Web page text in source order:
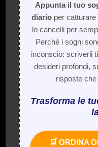
Appunta il tuo
diarioper catturare
lo cancelli per
Perché i sogni
inconscio: scriverli
desideri profondi,
risposte
Trasforma le
🛒 ORDINA